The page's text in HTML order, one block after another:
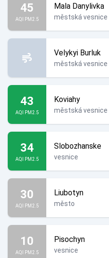
45
AQI PM2.5
Mala Danylivka
městská vesnice
Velykyi Burluk
městská vesnice
43
AQI PM2.5
Koviahy
městská vesnice
34
AQI PM2.5
Slobozhanske
vesnice
30
AQI PM2.5
Liubotyn
město
10
AQI PM2.5
Pisochyn
vesnice